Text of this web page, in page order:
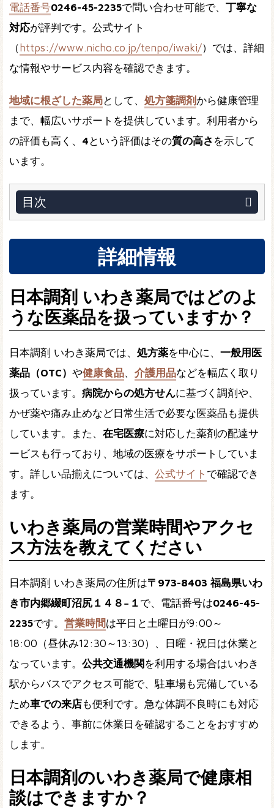
電話番号0246-45-2235で問い合わせ可能で、 丁寧な
対応が評判です。公式サイト
（https://www.nicho.co.jp/tenpo/iwaki/）では、詳細
な情報やサービス内容を確認できます。
地域に根ざした薬局として、 処方箋調剤 から健康管理
まで、幅広いサポートを提供しています。利用者から
の評価も高く、 4 という評価はその質の高さ を示して
います。
目次
詳細情報
日本調剤 いわき薬局ではどのよ
うな医薬品を扱っていますか？
日本調剤 いわき薬局では、 処方薬を中心に、 一般用医
薬品（OTC） や健康食品、 介護用品などを幅広く取り
扱っています。 病院からの処方せんに基づく調剤や、
かぜ薬や痛み止めなど日常生活で必要な医薬品も提供
しています。また、 在宅医療に対応した薬剤の配達サ
ービスも行っており、地域の医療をサポートしていま
す。詳しい品揃えについては、 公式サイト で確認でき
ます。
いわき薬局の営業時間やアクセ
ス方法を教えてください
日本調剤 いわき薬局の住所は〒973-8403 福島県いわ
き市内郷綴町沼尻１４８−１ で、電話番号は0246-45-
2235です。 営業時間は平日と土曜日が9:00～
18:00（昼休み12:30～13:30）、日曜・祝日は休業と
なっています。 公共交通機関 を利用する場合はいわき
駅からバスでアクセス可能で、駐車場も完備している
ため車での来店も便利です。急な体調不良時にも対応
できるよう、事前に休業日を確認することをおすすめ
します。
日本調剤のいわき薬局で健康相
談はできますか？